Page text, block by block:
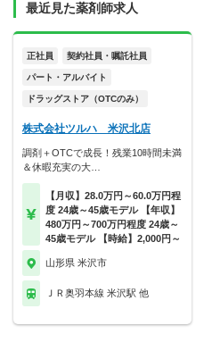
最近見た薬剤師求人
正社員 契約社員・嘱託社員
パート・アルバイト
ドラッグストア（OTCのみ）
株式会社ツルハ 米沢北店
調剤＋OTCで成長！残業10時間未満
＆休暇充実の大…
【月収】28.0万円～60.0万円程
度 24歳～45歳モデル 【年収】
480万円～700万円程度 24歳～
45歳モデル 【時給】2,000円～
山形県 米沢市
ＪＲ奥羽本線 米沢駅 他